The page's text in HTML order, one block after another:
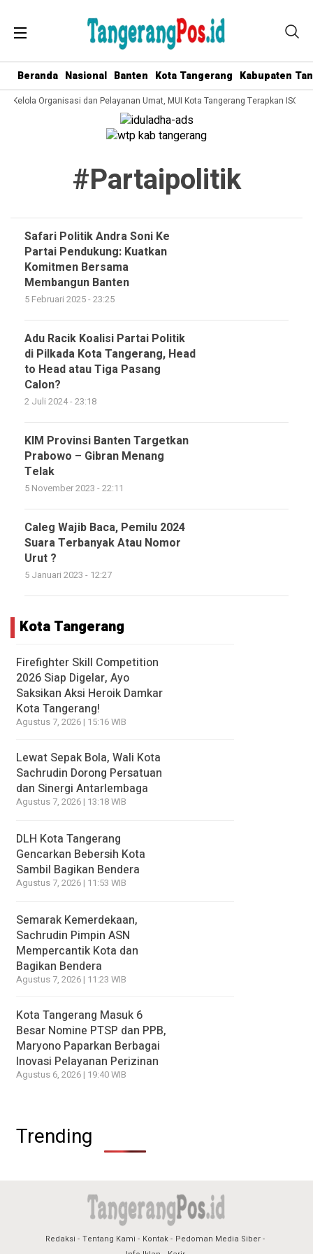
Beranda Nasional Banten Kota Tangerang Kabupaten
Kelola Organisasi dan Pelayanan Umat, MUI Kota Tangerang Terapkan ISO
#partaipolitik
Safari Politik Andra Soni Ke
Partai Pendukung: Kuatkan
Komitmen Bersama
Membangun Banten
5 Februari 2025 - 23:25
Adu Racik Koalisi Partai Politik
di Pilkada Kota Tangerang, Head
to Head atau Tiga Pasang
Calon?
2 Juli 2024 - 23:18
KIM Provinsi Banten Targetkan
Prabowo – Gibran Menang
Telak
5 November 2023 - 22:11
Caleg Wajib Baca, Pemilu 2024
Suara Terbanyak Atau Nomor
Urut ?
5 Januari 2023 - 12:27
Kota Tangerang
Firefighter Skill Competition
2026 Siap Digelar, Ayo
Saksikan Aksi Heroik Damkar
Kota Tangerang!
Agustus 7, 2026 | 15:16 WIB
Lewat Sepak Bola, Wali Kota
Sachrudin Dorong Persatuan
dan Sinergi Antarlembaga
Agustus 7, 2026 | 13:18 WIB
DLH Kota Tangerang
Gencarkan Bebersih Kota
Sambil Bagikan Bendera
Agustus 7, 2026 | 11:53 WIB
Semarak Kemerdekaan,
Sachrudin Pimpin ASN
Mempercantik Kota dan
Bagikan Bendera
Agustus 7, 2026 | 11:23 WIB
Kota Tangerang Masuk 6
Besar Nomine PTSP dan PPB,
Maryono Paparkan Berbagai
Inovasi Pelayanan Perizinan
Agustus 6, 2026 | 19:40 WIB
Trending
Redaksi Tentang Kami Kontak
Pedoman Media Siber